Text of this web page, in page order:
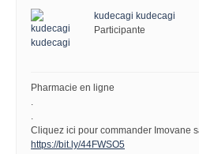
kudecagi kudecagi
Participante
Pharmacie en ligne
.
.
Cliquez ici pour commander Imovane
https://bit.ly/44FWSO5